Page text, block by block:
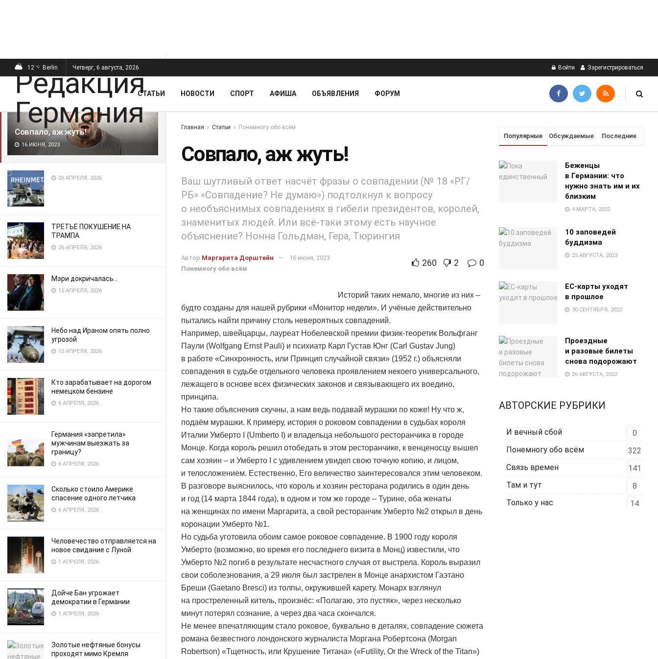
ПОСЛЕДНИЕ
Совпало, аж жуть!
16 ИЮНЯ, 2023
26 АПРЕЛЯ, 2026
ТРЕТЬЕ ПОКУШЕНИЕ НА
ТРАМПА
26 АПРЕЛЯ, 2026
Мэри докричалась…
15 АПРЕЛЯ, 2026
Небо над Ираном опять полно
угрозой
15 АПРЕЛЯ, 2026
Кто зарабатывает на дорогом
немецком бензине
6 АПРЕЛЯ, 2026
Германия «запретила»
мужчинам выезжать за
границу?
6 АПРЕЛЯ, 2026
Сколько стоило Америке
спасение одного летчика
6 АПРЕЛЯ, 2026
Человечество отправляется на
новое свидание с Луной
1 АПРЕЛЯ, 2026
Дойче Бан угрожает
демократии в Германии
1 АПРЕЛЯ, 2026
Золотые нефтяные бонусы
проходят мимо Кремля
12 °C Berlin Четверг, 6 августа, 2026 Войти Зарегистрироваться
СТАТЬИ НОВОСТИ СПОРТ АФИША ОБЪЯВЛЕНИЯ ФОРУМ
Главная Статьи Понемногу обо всём
Совпало, аж жуть!
Ваш шутливый ответ насчёт фразы о совпадении (№ 18 «РГ/
РБ» «Совпадение? Не думаю») подтолкнул к вопросу
о необъяснимых совпадениях в гибели президентов, королей,
знаменитых людей. Или всё-таки этому есть научное
объяснение? Нонна Гольдман, Гера, Тюрингия
Автор Маргарита Дорштейн
16 июня, 2023
Понемногу обо всём
260 2 0
Историй таких немало, многие из них –
будто созданы для нашей рубрики «Монитор недели». И учёные действительно
пытались найти причину столь невероятных совпадений.
Например, швейцарцы, лауреат Нобелевской премии физик-теоретик Вольфганг
Паули (Wolfgang Ernst Pauli) и психиатр Карл Густав Юнг (Carl Gustav Jung)
в работе «Синхронность, или Принцип случайной связи» (1952 г.) объясняли
совпадения в судьбе отдельного человека проявлением некоего универсального,
лежащего в основе всех физических законов и связывающего их воедино,
принципа.
Но такие объяснения скучны, а нам ведь подавай мурашки по коже! Ну что ж,
подаём мурашки. К примеру, история о роковом совпадении в судьбах короля
Италии Умберто I (Umberto I) и владельца небольшого ресторанчика в городе
Монце. Когда король решил отобедать в этом ресторанчике, к венценосцу вышел
сам хозяин – и Умберто I с удивлением увидел свою точную копию, и лицом,
и телосложением. Естественно, Его величество заинтересовался этим человеком.
В разговоре выяснилось, что король и хозяин ресторана родились в один день
и год (14 марта 1844 года), в одном и том же городе – Турине, оба женаты
на женщинах по имени Маргарита, а свой ресторанчик Умберто №2 открыл в день
коронации Умберто №1.
Но судьба уготовила обоим самое роковое совпадение. В 1900 году короля
Умберто (возможно, во время его последнего визита в Монц) известили, что
Умберто №2 погиб в результате несчастного случая от выстрела. Король выразил
свои соболезнования, а 29 июля был застрелен в Монце анархистом Гаэтано
Бреши (Gaetano Bresci) из толпы, окружившей карету. Монарх взглянул
на простреленный китель, произнёс: «Полагаю, это пустяк», через несколько
минут потерял сознание, а через два часа скончался.
Не менее впечатляющим стало роковое, буквально в деталях, совпадение сюжета
романа безвестного лондонского журналиста Моргана Робертсона (Morgan
Robertson) «Тщетность, или Крушение Титана» («Futility, Or the Wreck of the Titan»)
Популярные Обсуждаемые Последние
Беженцы
в Германии: что
нужно знать им и их
близким
4 МАРТА, 2022
10 заповедей
буддизма
25 АВГУСТА, 2023
EC-карты уходят
в прошлое
30 СЕНТЯБРЯ, 2022
Проездные
и разовые билеты
снова подорожают
26 АВГУСТА, 2022
АВТОРСКИЕ РУБРИКИ
И вечный сбой
0
Понемногу обо всём
322
Связь времен
141
Там и тут
8
Только у нас
14